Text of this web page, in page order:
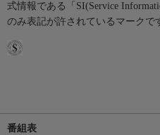
式情報である「SI(Service
のみ表記が許されているマークで
番組表